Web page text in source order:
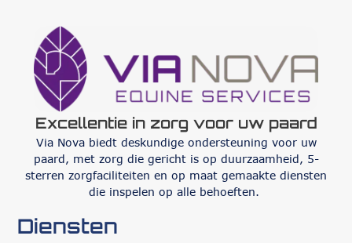
Excellentie in zorg voor uw paard
Via Nova biedt deskundige ondersteuning voor uw
paard, met zorg die gericht is op duurzaamheid, 5-
sterren zorgfaciliteiten en op maat gemaakte diensten
die inspelen op alle behoeften.
Diensten